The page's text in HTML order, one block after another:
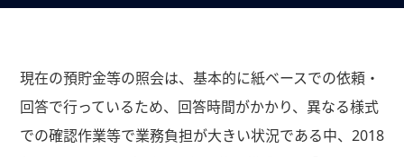
現在の預貯金等の照会は、基本的に紙ベースでの依頼・
回答で行っているため、回答時間がかかり、異なる様式
での確認作業等で業務負担が大きい状況である中、2018